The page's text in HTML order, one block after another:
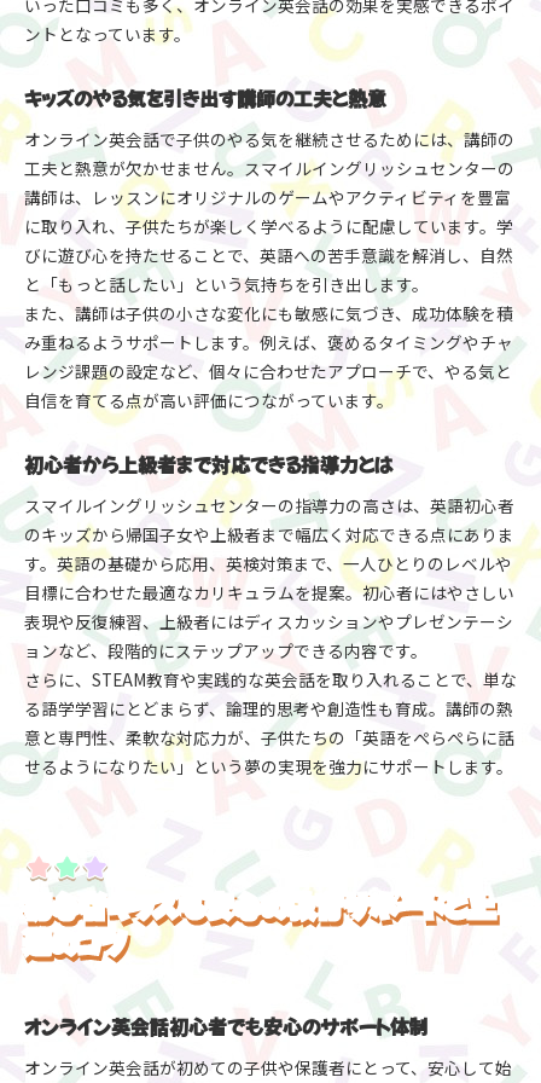
ントとなっています。
キッズのやる気を引き出す講師の工夫と熱意
オンライン英会話で子供のやる気を継続させるためには、講師の
工夫と熱意が欠かせません。スマイルイングリッシュセンターの
講師は、レッスンにオリジナルのゲームやアクティビティを豊富
に取り入れ、子供たちが楽しく学べるように配慮しています。学
びに遊び心を持たせることで、英語への苦手意識を解消し、自然
と「もっと話したい」という気持ちを引き出します。
また、講師は子供の小さな変化にも敏感に気づき、成功体験を積
み重ねるようサポートします。例えば、褒めるタイミングやチャ
レンジ課題の設定など、個々に合わせたアプローチで、やる気と
自信を育てる点が高い評価につながっています。
初心者から上級者まで対応できる指導力とは
スマイルイングリッシュセンターの指導力の高さは、英語初心者
のキッズから帰国子女や上級者まで幅広く対応できる点にありま
す。英語の基礎から応用、英検対策まで、一人ひとりのレベルや
目標に合わせた最適なカリキュラムを提案。初心者にはやさしい
表現や反復練習、上級者にはディスカッションやプレゼンテーシ
ョンなど、段階的にステップアップできる内容です。
さらに、STEAM教育や実践的な英会話を取り入れることで、単な
る語学学習にとどまらず、論理的思考や創造性も育成。講師の熱
意と専門性、柔軟な対応力が、子供たちの「英語をぺらぺらに話
せるようになりたい」という夢の実現を強力にサポートします。
初心者キッズも安心の教育サポートと上
達のコツ
オンライン英会話初心者でも安心のサポート体制
オンライン英会話が初めての子供や保護者にとって、安心して始